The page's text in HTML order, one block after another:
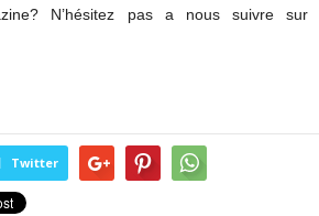
N’hésitez pas a nous suivre sur
Twitter